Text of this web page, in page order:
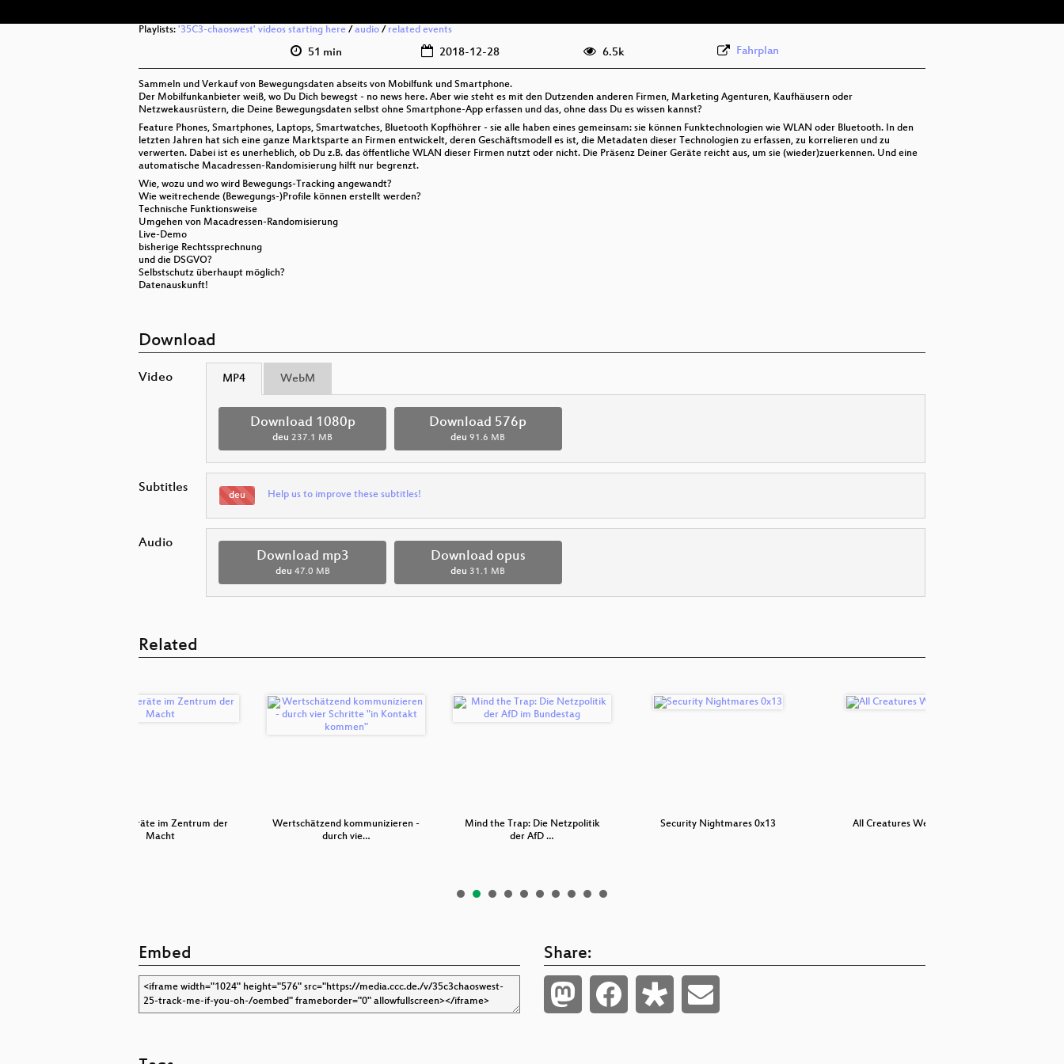
deu (todo)
Playlists: '35C3-chaoswest' videos starting here / audio / related events
51 min 2018-12-28 6.5k Fahrplan
Sammeln und Verkauf von Bewegungsdaten abseits von Mobilfunk und Smartphone.
Der Mobilfunkanbieter weiß, wo Du Dich bewegst - no news here. Aber wie steht es mit den Dutzenden anderen Firmen, Marketing Agenturen, Kaufhäusern oder
Netzwekausrüstern, die Deine Bewegungsdaten selbst ohne Smartphone-App erfassen und das, ohne dass Du es wissen kannst?
Feature Phones, Smartphones, Laptops, Smartwatches, Bluetooth Kopfhöhrer - sie alle haben eines gemeinsam: sie können Funktechnologien wie WLAN oder Bluetooth. In den
letzten Jahren hat sich eine ganze Marktsparte an Firmen entwickelt, deren Geschäftsmodell es ist, die Metadaten dieser Technologien zu erfassen, zu korrelieren und zu
verwerten. Dabei ist es unerheblich, ob Du z.B. das öffentliche WLAN dieser Firmen nutzt oder nicht. Die Präsenz Deiner Geräte reicht aus, um sie (wieder)zuerkennen. Und eine
automatische Macadressen-Randomisierung hilft nur begrenzt.
Wie, wozu und wo wird Bewegungs-Tracking angewandt?
Wie weitrechende (Bewegungs-)Profile können erstellt werden?
Technische Funktionsweise
Umgehen von Macadressen-Randomisierung
Live-Demo
bisherige Rechtssprechnung
und die DSGVO?
Selbstschutz überhaupt möglich?
Datenauskunft!
Download
Video MP4 WebM
Download 1080p
deu 237.1 MB
Download 576p
deu 91.6 MB
Subtitles deu Help us to improve these subtitles!
Audio
Download mp3
deu 47.0 MB
Download opus
deu 31.1 MB
Related
Die Faxgeräte im Zentrum der
Macht
Wertschätzend kommunizieren -
durch vie…
Mind the Trap: Die Netzpolitik
der AfD …
Security Nightmares 0x13 All Creatures Welcome
Embed Share: